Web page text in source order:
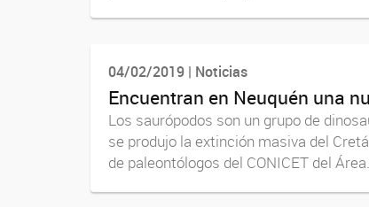
04/02/2019 | Noticias
Encuentran en Neuquén una
Los saurópodos son un grupo de
se produjo la extinción masiva del
de paleontólogos del CONICET del